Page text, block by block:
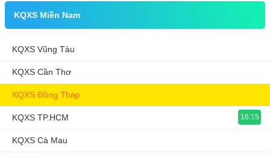
KQXS Miền Nam
KQXS Vũng Tàu
KQXS Cần Thơ
KQXS Đồng Tháp
KQXS TP.HCM 16:15
KQXS Cà Mau